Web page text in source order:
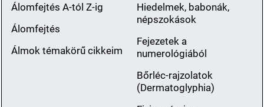
Álomfejtés A-tól Z-ig
Álomfejtés
Álmok témakörű cikkeim
Hiedelmek, babonák,
népszokások
Fejezetek a
numerológiából
Bőrléc-rajzolatok
(Dermatoglyphia)